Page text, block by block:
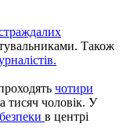
Також
чотири
тисяч чоловік. У
в центрі